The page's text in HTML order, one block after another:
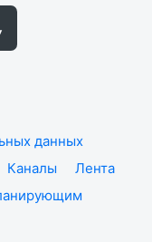
данных
Каналы
Лента